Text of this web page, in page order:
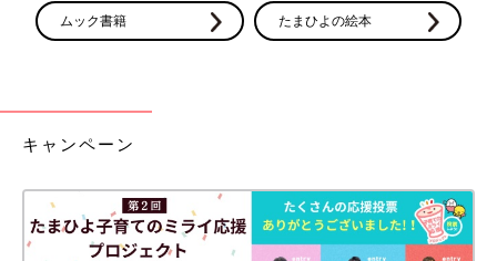
可能であれば予防対策を
ます。かゆみを感じた際も眼をこすらないようにし、冷たいタオ
できます。
子どもが嫌がる場合や、子どもが
保育園や学校に行っている場合
は難しいこともあるので、無理のない範囲で行うように、と伝え
ムック書籍 たまひよの絵本
キャンペーン